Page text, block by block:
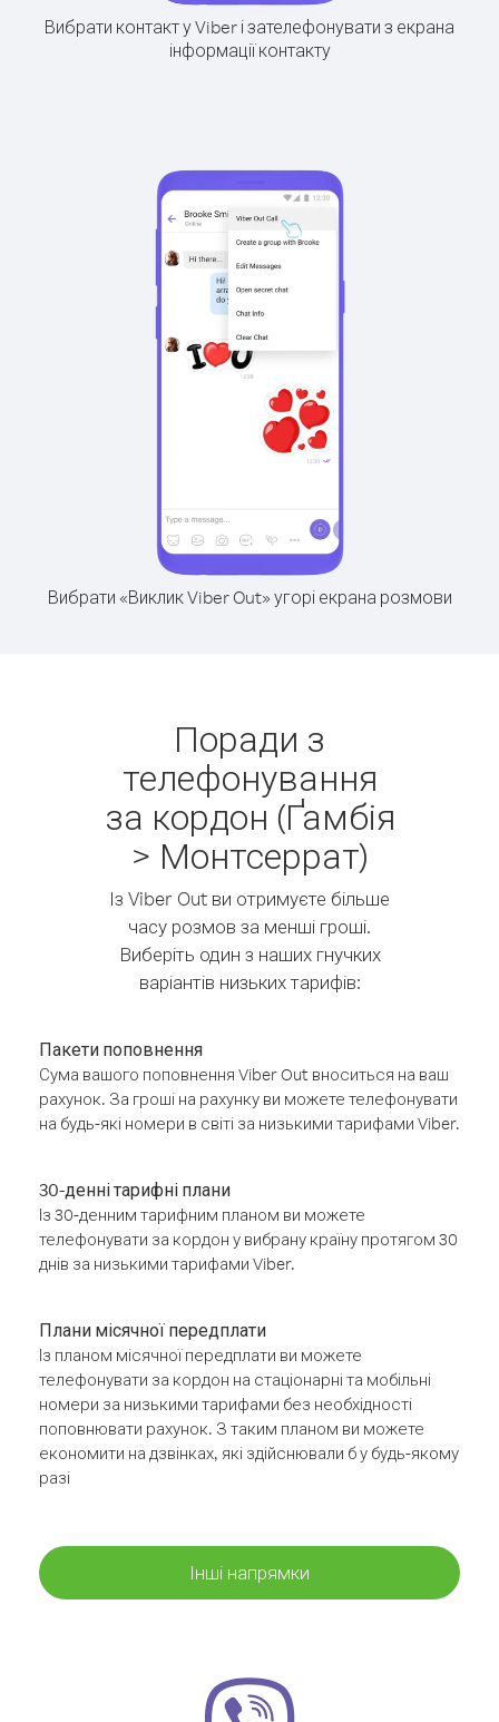
Вибрати контакт у Viber і зателефонувати з екрана
інформації контакту
Вибрати «Виклик Viber Out» угорі екрана розмови
Поради з
телефонування
за кордон (Ґамбія
> Монтсеррат)
Із Viber Out ви отримуєте більше
часу розмов за менші гроші.
Виберіть один з наших гнучких
варіантів низьких тарифів:
Пакети поповнення
Сума вашого поповнення Viber Out вноситься на ваш
рахунок. За гроші на рахунку ви можете телефонувати
на будь-які номери в світі за низькими тарифами Viber.
30-денні тарифні плани
Із 30-денним тарифним планом ви можете
телефонувати за кордон у вибрану країну протягом 30
днів за низькими тарифами Viber.
Плани місячної передплати
Із планом місячної передплати ви можете
телефонувати за кордон на стаціонарні та мобільні
номери за низькими тарифами без необхідності
поповнювати рахунок. З таким планом ви можете
економити на дзвінках, які здійснювали б у будь-якому
разі
Інші напрямки